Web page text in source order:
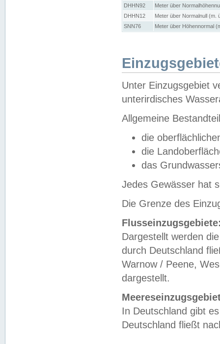
DHHN92
Meter über
DHHN12
Meter über Normalnull (m.
SNN76
Meter über Höhennormal
Unter Einzugsgebiet
unterirdisches
Allgemeine
die
die
das
Jedes Gewässer hat
Die Grenze des
Dargestellt werden
durch Deutschland
Warnow / Peene,
dargestellt.
In Deutschland gibt
Deutschland fließt